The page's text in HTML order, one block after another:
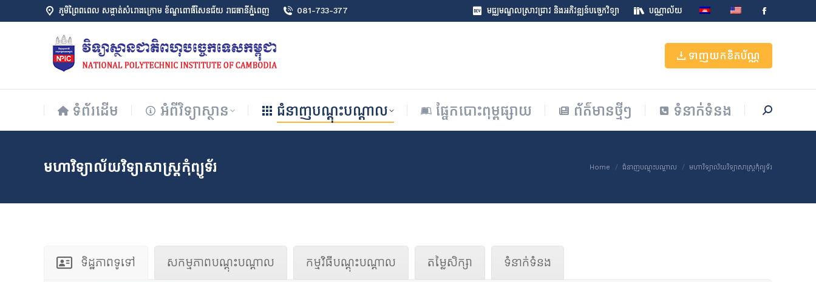
ភូមិព្រៃពពេល សង្កាត់សំរោងក្រោម ខ័ណ្ឌពោធិ៍សែនជ័យ រាជធានីភ្នំពេញ 081-733-377 មជ្ឈមណ្ឌលស្រាវជ្រាវ និងអភិវឌ្ឍន៍បច្ចេកវិទ្យា បណ្ណាល័យ
Facebook
opens
in
ទាញយកខិតប័ណ្ណ
ទំព័រដើម អំពីវិទ្យាស្ថាន ជំនាញបណ្តុះបណ្តាល ផ្នែកបោះពុម្ពផ្សាយ ព័ត៌មានថ្មីៗ ទំនាក់ទំនង Search:
មហាវិទ្យាល័យវិទ្យាសាស្ត្រកុំព្យូទ័រ You are here:
Home ជំនាញបណ្តុះបណ្តាល មហាវិទ្យាល័យវិទ្យាសាស្ត្រកុំព្យូទ័រ
ទិដ្ឋភាពទូទៅ សកម្មភាពបណ្តុះបណ្តាល កម្មវិធីបណ្តុះបណ្តាល តម្លៃសិក្សា ទំនាក់ទំនង
ទំព័រដើម អំពីវិទ្យាស្ថាន ជំនាញបណ្តុះបណ្តាល ផ្នែកបោះពុម្ពផ្សាយ ព័ត៌មានថ្មីៗ ទំនាក់ទំនង Search: